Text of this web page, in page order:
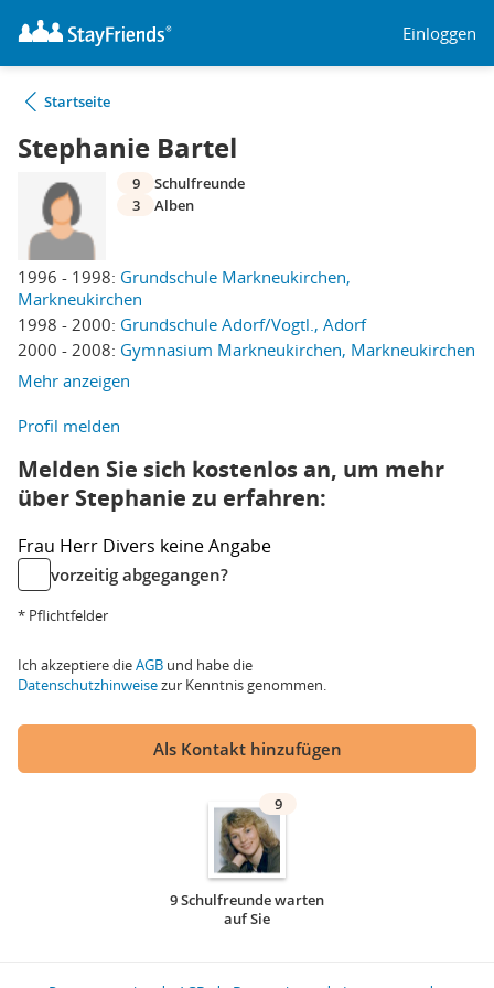
Einloggen
Startseite
Stephanie Bartel
1996 - 1998: Grundschule Markneukirchen,
Markneukirchen
1998 - 2000: Grundschule Adorf/Vogtl., Adorf
2000 - 2008: Gymnasium Markneukirchen, Markneukirchen
Mehr anzeigen
9
Schulfreunde
3
Alben
Profil melden
Melden Sie sich kostenlos an, um mehr
über Stephanie zu erfahren:
Frau Herr Divers keine Angabe
vorzeitig abgegangen?
* Pflichtfelder
Ich akzeptiere dieAGB und habe die
Datenschutzhinweisezur Kenntnis genommen.
Als Kontakt hinzufügen
9
9 Schulfreunde warten
auf Sie